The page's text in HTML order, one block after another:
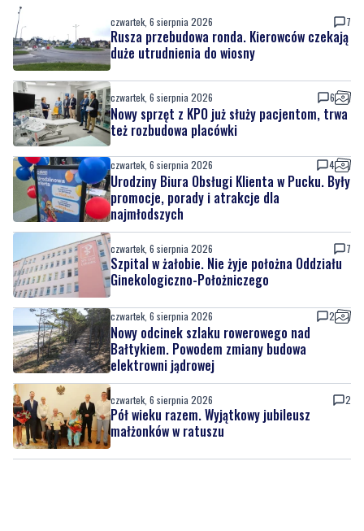
czwartek, 6 sierpnia 2026 7
Rusza przebudowa ronda. Kierowców czekają
duże utrudnienia do wiosny
czwartek, 6 sierpnia 2026 6
Nowy sprzęt z KPO już służy pacjentom, trwa
też rozbudowa placówki
czwartek, 6 sierpnia 2026 4
Urodziny Biura Obsługi Klienta w Pucku. Były
promocje, porady i atrakcje dla
najmłodszych
czwartek, 6 sierpnia 2026 7
Szpital w żałobie. Nie żyje położna Oddziału
Ginekologiczno-Położniczego
czwartek, 6 sierpnia 2026 2
Nowy odcinek szlaku rowerowego nad
Bałtykiem. Powodem zmiany budowa
elektrowni jądrowej
czwartek, 6 sierpnia 2026 2
Pół wieku razem. Wyjątkowy jubileusz
małżonków w ratuszu